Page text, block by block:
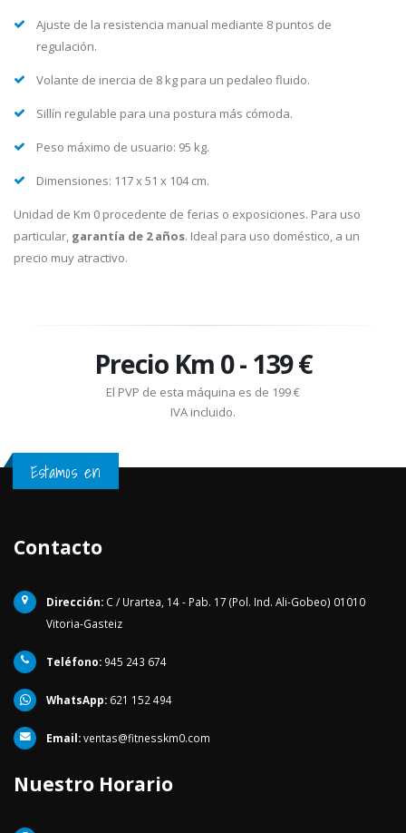
Ajuste de la resistencia manual mediante 8 puntos de
regulación.
Volante de inercia de 8 kg para un pedaleo fluido.
Sillín regulable para una postura más cómoda.
Peso máximo de usuario: 95 kg.
Dimensiones: 117 x 51 x 104 cm.
Unidad de Km 0 procedente de ferias o exposiciones. Para uso
particular, garantía de 2 años. Ideal para uso doméstico, a un
precio muy atractivo.
Precio Km 0 - 139 €
El PVP de esta máquina es de 199 €
IVA incluido.
Estamos en
Contacto
Dirección: C / Urartea, 14 - Pab. 17 (Pol. Ind. Ali-Gobeo) 01010
Vitoria-Gasteiz
Teléfono: 945 243 674
WhatsApp: 621 152 494
Email:ventas@fitnesskm0.com
Nuestro Horario